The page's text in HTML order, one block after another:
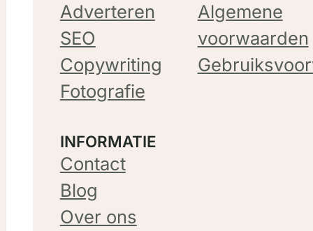
Adverteren
SEO
Copywriting
Fotografie
Algemene
voorwaarden
INFORMATIE
Contact
Blog
Over ons